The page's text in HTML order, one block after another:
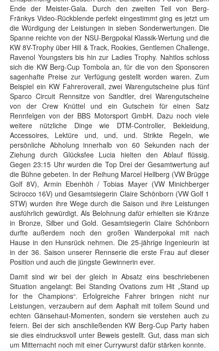
Ende der Meister-Gala. Durch den zweiten Teil von Berg-
Fränkys Video-Rückblende perfekt eingestimmt ging es jetzt um
die Würdigung der Leistungen in sieben Sonderwertungen. Die
Spanne reichte von der NSU-Bergpokal Klassik-Wertung und die
KW 8V-Trophy über Hill & Track, Rookies, Gentlemen Challenge,
Ravenol Youngsters bis hin zur Ladies Trophy. Nahtlos schloss
sich die KW Berg-Cup Tombola an, für die von den Sponsoren
sagenhafte Preise zur Verfügung gestellt worden waren. Zum
Beispiel ein KW Fahreroverall, zwei Warengutscheine plus fünf
Sparco Circuit Rennsitze von Sandtler, drei Warengutscheine
von der Crew Knüttel und ein Gutschein für einen Satz
Rennfelgen von der BBS Motorsport GmbH. Dazu noch viele
weitere nützliche Dinge wie DTM-Controller, Bekleidung,
Accessoires, Lektüre und, und, und. Strikte Regeln, wie
persönliche Abholung innerhalb von 60 Sekunden nach der
Ziehung durch Glücksfee Lucia hielten den Ablauf flüssig.
Gegen 23:15 Uhr wurden die Top Drei der Gesamtwertung auf
die Bühne gebeten. In der Reihung Marcel Hellberg (VW Brügge
Golf 8V), Armin Ebenhöh / Tobias Mayer (VW Minichberger
Scirocco 16V) und Gesamtsiegerin Claire Schönborn (VW Golf 1
STW) wurden ihre Wege durch die Saison und ihre Leistungen
ausführlich gewürdigt. Als Belohnung dafür erhielten sie Kränze
in Bronze, Silber und Gold. Gesamtsiegerin Claire Schönborn
durfte außerdem noch den großen Wanderpokal mit nach
Hause in den Hunsrück nehmen. Die 25-jährige Ingenieurin ist
in der 36. Saison unserer Rennserie die erste Frau auf dieser
Position und auch die jüngste Gewinnerin ever.
Damit sind wir bei der gleich in Absatz eins beschriebenen
Situation angelangt: Bei Standing Ovations zum Hit „Stand up
for the Champions“. Erfolgreiche Fahrer bringen nicht nur
Leistungen, verzaubern auf dem Asphalt mit tollem Sound und
echten Gänsehaut-Momenten, sondern sie verstehen auch zu
feiern. Bei der sich anschließenden KW Berg-Cup Party haben
sie dies eindrucksvoll unter Beweis gestellt. Gut, dass man sich
um Mitternacht noch mit einer Currywurst dafür stärken konnte.